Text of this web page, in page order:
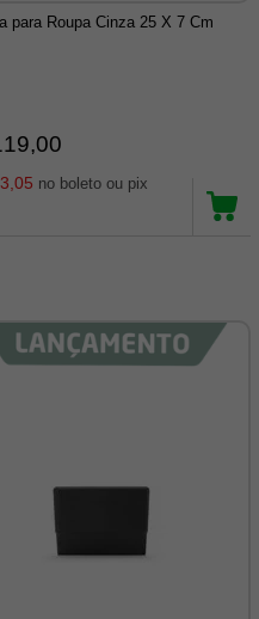
para Roupa Cinza 25 X 7 Cm
no boleto ou pix